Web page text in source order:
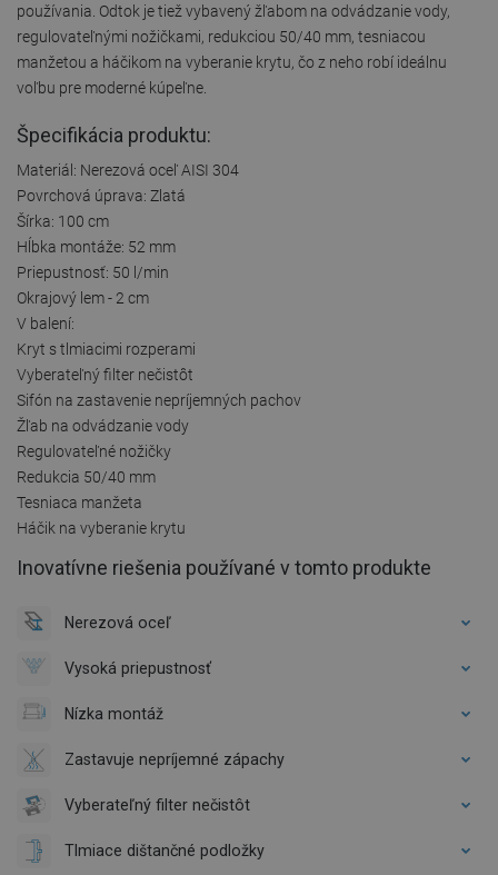
používania. Odtok je tiež vybavený žľabom na odvádzanie vody,
regulovateľnými nožičkami, redukciou 50/40 mm, tesniacou
manžetou a háčikom na vyberanie krytu, čo z neho robí ideálnu
voľbu pre moderné kúpeľne.
Špecifikácia produktu:
Materiál: Nerezová oceľ AISI 304
Povrchová úprava: Zlatá
Šírka: 100 cm
Hĺbka montáže: 52 mm
Priepustnosť: 50 l/min
Okrajový lem - 2 cm
V balení:
Kryt s tlmiacimi rozperami
Vyberateľný filter nečistôt
Sifón na zastavenie nepríjemných pachov
Žľab na odvádzanie vody
Regulovateľné nožičky
Redukcia 50/40 mm
Tesniaca manžeta
Háčik na vyberanie krytu
Inovatívne riešenia používané v tomto produkte
Nerezová oceľ
Vysoká priepustnosť
Nízka montáž
Zastavuje nepríjemné zápachy
Vyberateľný filter nečistôt
Tlmiace dištančné podložky